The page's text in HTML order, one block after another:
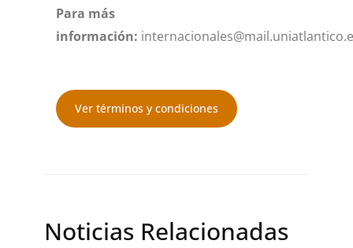
Para más
información:
Ver términos y condiciones
Noticias Relacionadas